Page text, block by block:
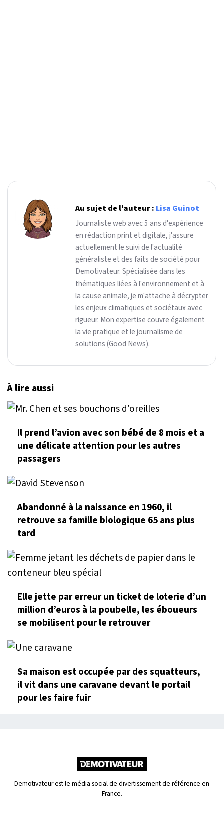
Au sujet de l'auteur : Lisa Guinot
Journaliste web avec 5 ans d'expérience
en rédaction print et digitale, j'assure
actuellement le suivi de l'actualité
généraliste et des faits de société pour
Demotivateur. Spécialisée dans les
thématiques liées à l'environnement et à
la cause animale, je m'attache à décrypter
les enjeux climatiques et sociétaux avec
rigueur. Mon expertise couvre également
la vie pratique et le journalisme de
solutions (Good News).
À lire aussi
Il prend l’avion avec son bébé de 8 mois et a
une délicate attention pour les autres
passagers
Abandonné à la naissance en 1960, il
retrouve sa famille biologique 65 ans plus
tard
Elle jette par erreur un ticket de loterie d’un
million d’euros à la poubelle, les éboueurs
se mobilisent pour le retrouver
Sa maison est occupée par des squatteurs,
il vit dans une caravane devant le portail
pour les faire fuir
Demotivateur est le média social de divertissement de référence en
France.